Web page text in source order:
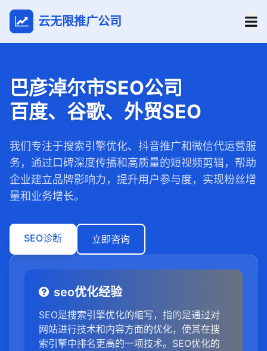
云无限推广公司
巴彦淖尔市SEO公司
百度、谷歌、外贸SEO
我们专注于搜索引擎优化、抖音推广和微信代运营服
务，通过口碑深度传播和高质量的短视频剪辑，帮助
企业建立品牌影响力，提升用户参与度，实现粉丝增
量和业务增长。
SEO诊断 立即咨询
seo优化经验
SEO是搜索引擎优化的缩写，指的是通过对
网站进行技术和内容方面的优化，使其在搜
索引擎中排名更高的一项技术。SEO优化的